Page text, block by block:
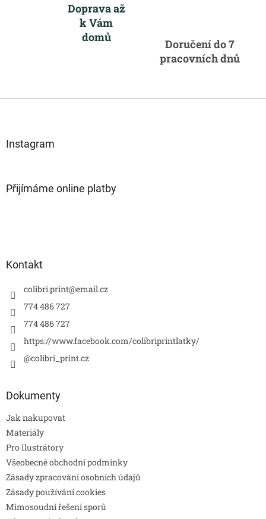
Doprava až
k Vám
domů
Doručení do 7
pracovních dnů
Instagram
Přijímáme online platby
Kontakt
colibri.print@email.cz
774 486 727
774 486 727
https://www.facebook.com/colibriprintlatky/
@colibri_print.cz
Dokumenty
Jak nakupovat
Materiály
Pro Ilustrátory
Všeobecné obchodní podmínky
Zásady zpracování osobních údajů
Zásady používání cookies
Mimosoudní řešení sporů